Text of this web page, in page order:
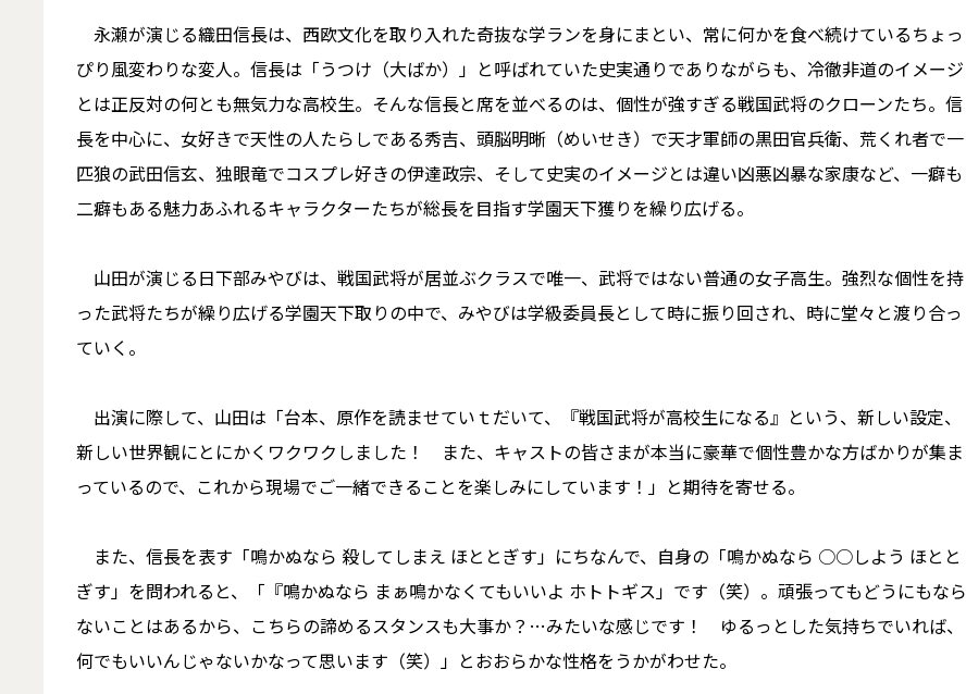
永瀬が演じる織田信長は、西欧文化を取り入れた奇抜な学ランを身にまとい、常に何かを食べ続けているちょっ
ぴり風変わりな変人。信長は「うつけ（大ばか）」と呼ばれていた史実通りでありながらも、冷徹非道のイメージ
とは正反対の何とも無気力な高校生。そんな信⾧と席を並べるのは、個性が強すぎる戦国武将のクローンたち。信
長を中心に、女好きで天性の人たらしである秀吉、頭脳明晰（めいせき）で天才軍師の黒田官兵衛、荒くれ者で一
匹狼の武田信玄、独眼竜でコスプレ好きの伊達政宗、そして史実のイメージとは違い凶悪凶暴な家康など、一癖も
二癖もある魅力あふれるキャラクターたちが総⾧を目指す学園天下獲りを繰り広げる。
山田が演じる日下部みやびは、戦国武将が居並ぶクラスで唯一、武将ではない普通の女子高生。強烈な個性を持
った武将たちが繰り広げる学園天下取りの中で、みやびは学級委員長として時に振り回され、時に堂々と渡り合っ
ていく。
出演に際して、山田は「台本、原作を読ませていｔだいて、『戦国武将が高校生になる』という、新しい設定、
新しい世界観にとにかくワクワクしました！ また、キャストの皆さまが本当に豪華で個性豊かな方ばかりが集ま
っているので、これから現場でご一緒できることを楽しみにしています！」と期待を寄せる。
また、信長を表す「鳴かぬなら 殺してしまえ ほととぎす」にちなんで、自身の「鳴かぬなら ○○しよう ほとと
ぎす」を問われると、「『鳴かぬなら まぁ鳴かなくてもいいよ ホトトギス」です（笑）。頑張ってもどうにもなら
ないことはあるから、こちらの諦めるスタンスも大事か？…みたいな感じです！ ゆるっとした気持ちでいれば、
何でもいいんじゃないかなって思います（笑）」とおおらかな性格をうかがわせた。